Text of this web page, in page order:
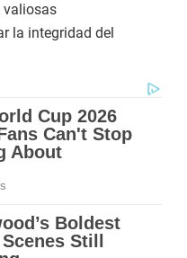
valiosas
la integridad del